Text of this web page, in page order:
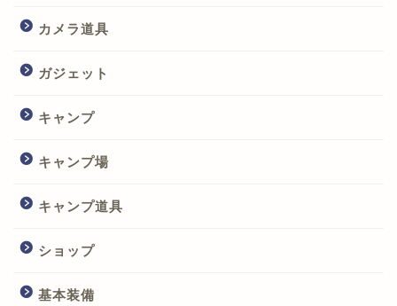
カメラ道具
ガジェット
キャンプ
キャンプ場
キャンプ道具
ショップ
基本装備